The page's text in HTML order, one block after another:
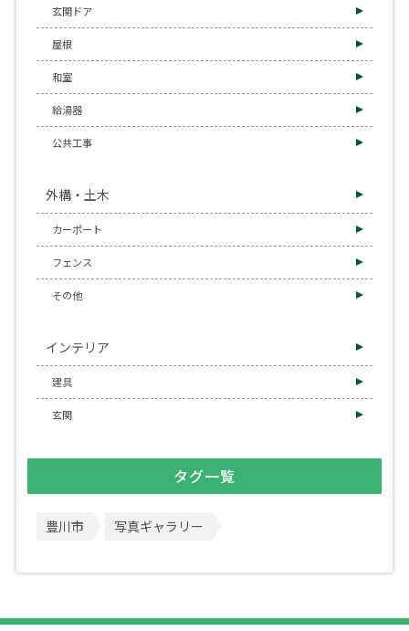
玄関ドア
屋根
和室
給湯器
公共工事
外構・土木
カーポート
フェンス
その他
インテリア
建具
玄関
タグ一覧
豊川市 写真ギャラリー